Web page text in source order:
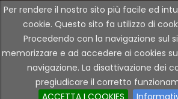
Per rendere il nostro sito più facile ed
cookie. Questo sito fa utilizzo di
Procedendo con la navigazione sul
memorizzare e ad accedere ai cookies
navigazione. La disattivazione dei
pregiudicare il corretto
ACCETTA I COOKIES
BeerTravel
Per le attività
© Copyright 2021 | 01Rabbit | All